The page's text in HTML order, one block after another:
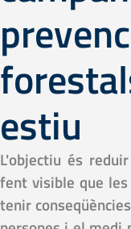
estiu
L'objectiu és
fent visible que
tenir